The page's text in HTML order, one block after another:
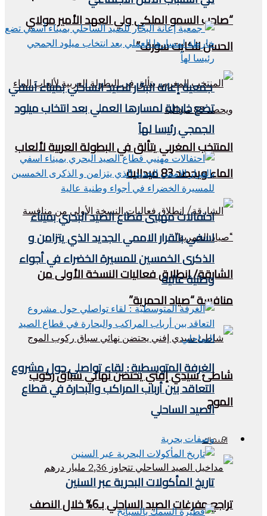
“صاحب السمو الملكي ولي العهد الأمير مولاي
الحسن للكايت سورف”
المنتخب المغربي يتألق في البطولة العربية لألعاب
الماء ويحصد 83 ميدالية
الشارقة/ انطلاق فعاليات النسخة الأولى من
منافسة “صياد الحمرية”
شاطئ سيدي إفني يحتضن نهائي سباق ركوب
الموج
اسماك
تراجع مفرغات الصيد الساحلي بـ6% خلال النصف
جمعية إعانة البحّار للصيد الساحلي بميناء آسفي
تضع خارطة لمسارها العملي بعد انتخاب ميلود
الجمجي رئيسا لهاً
احتفالات مهنيي قطاع الصيد البحري بميناء
اسفي بالقرار الاممي الجديد الذي يتزامن و
الذكرى الخمسين للمسيرة الخضراء في أجواء
وطنية عالية
الغرفة المتوسطية : لقاء تواصلي حول مشروع
التعاقد بين أرباب المراكب والبحارة في قطاع
الصيد الساحلي
وصفات بحرية
تاريخ المأكولات البحرية عبر السنين